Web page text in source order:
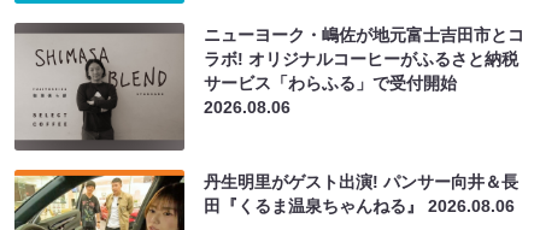
ニューヨーク・嶋佐が地元富士吉田市とコ
ラボ! オリジナルコーヒーがふるさと納税
サービス「わらふる」で受付開始
2026.08.06
丹生明里がゲスト出演! パンサー向井＆長
田『くるま温泉ちゃんねる』2026.08.06